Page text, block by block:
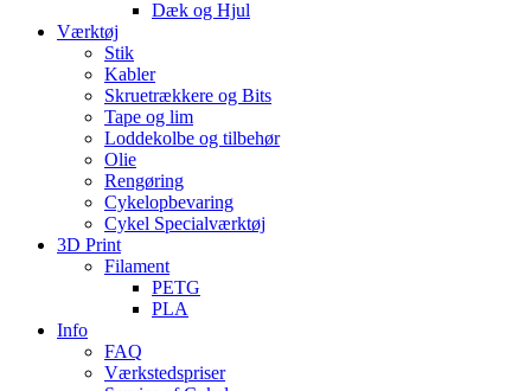
Dæk og Hjul
Værktøj
Stik
Kabler
Skruetrækkere og Bits
Tape og lim
Loddekolbe og tilbehør
Olie
Rengøring
Cykelopbevaring
Cykel Specialværktøj
3D Print
Filament
PETG
PLA
Info
FAQ
Værkstedspriser